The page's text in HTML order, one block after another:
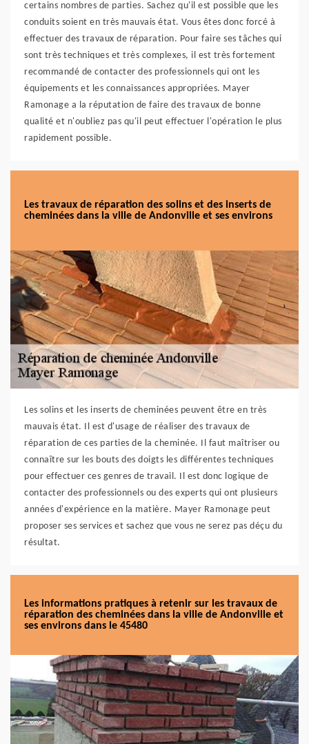
certains nombres de parties. Sachez qu'il est possible que les
conduits soient en très mauvais état. Vous êtes donc forcé à
effectuer des travaux de réparation. Pour faire ses tâches qui
sont très techniques et très complexes, il est très fortement
recommandé de contacter des professionnels qui ont les
équipements et les connaissances appropriées. Mayer
Ramonage a la réputation de faire des travaux de bonne
qualité et n'oubliez pas qu'il peut effectuer l'opération le plus
rapidement possible.
Les travaux de réparation des solins et des inserts de
cheminées dans la ville de Andonville et ses environs
Les solins et les inserts de cheminées peuvent être en très
mauvais état. Il est d'usage de réaliser des travaux de
réparation de ces parties de la cheminée. Il faut maîtriser ou
connaître sur les bouts des doigts les différentes techniques
pour effectuer ces genres de travail. Il est donc logique de
contacter des professionnels ou des experts qui ont plusieurs
années d'expérience en la matière. Mayer Ramonage peut
proposer ses services et sachez que vous ne serez pas déçu du
résultat.
Les informations pratiques à retenir sur les travaux de
réparation des cheminées dans la ville de Andonville et
ses environs dans le 45480